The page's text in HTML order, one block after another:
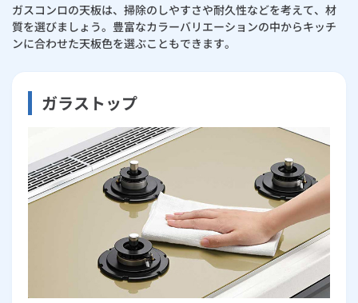
ガスコンロの天板は、掃除のしやすさや耐久性などを考えて、材
質を選びましょう。豊富なカラーバリエーションの中からキッチ
ンに合わせた天板色を選ぶこともできます。
ガラストップ